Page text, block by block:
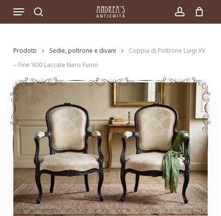
search account
Menu
Prodotti Sedie, poltrone e divani
Coppia di Poltrone Luigi XV
– Fine ‘800 Laccate Nero Fumo